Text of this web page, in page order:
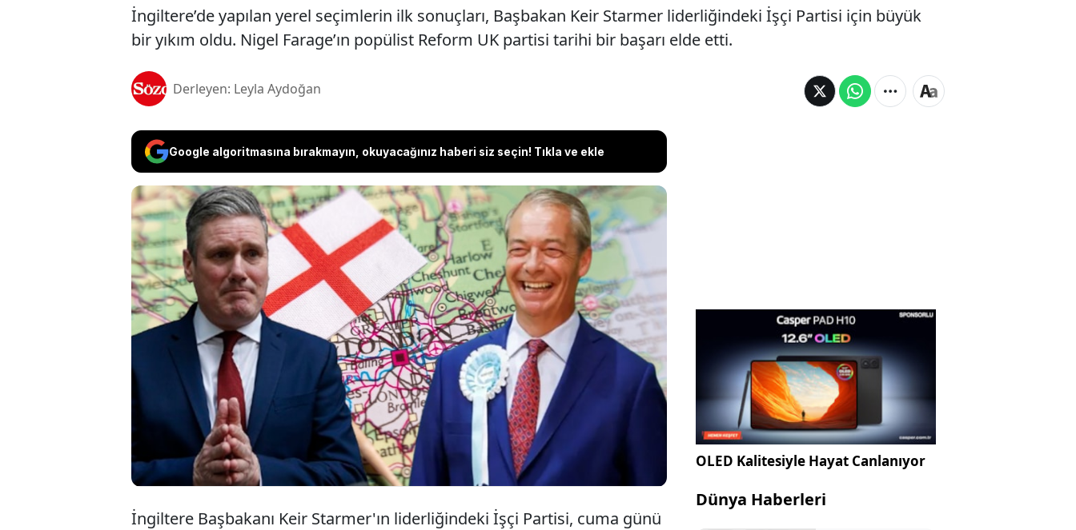
İngiltere’de yapılan yerel seçimlerin ilk sonuçları, Başbakan Keir Starmer liderliğindeki İşçi Partisi için büyük
bir yıkım oldu. Nigel Farage’ın popülist Reform UK partisi tarihi bir başarı elde etti.
Derleyen: Leyla Aydoğan
Google algoritmasına bırakmayın, okuyacağınız haberi siz seçin! Tıkla ve ekle
İngiltere’de yapılan yerel seçimlerin ilk sonuçları, Başbakan
Keir Starmer liderliğindeki İşçi Partisi için büyük bir yıkım
oldu. Nigel Farage’ın popülist Reform UK partisi tarihi bir
başarı elde etti.
İngiltere Başbakanı Keir Starmer'ın liderliğindeki İşçi Partisi, cuma günü
OLED Kalitesiyle Hayat Canlanıyor
Dünya Haberleri